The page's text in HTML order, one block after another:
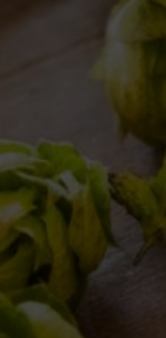
LA STORIA
LA MISSION
DICONO
BORGO